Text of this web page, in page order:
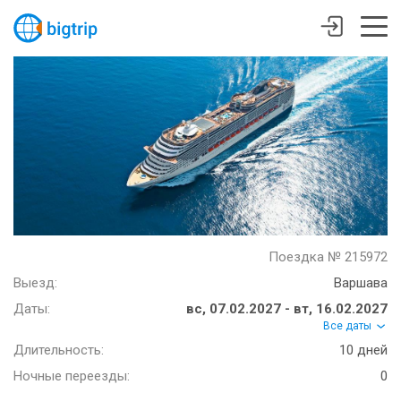
Поездка № 215972
Выезд:
Варшава
Даты:
вс, 07.02.2027 - вт, 16.02.2027
Все даты
Длительность:
10 дней
Ночные переезды:
0